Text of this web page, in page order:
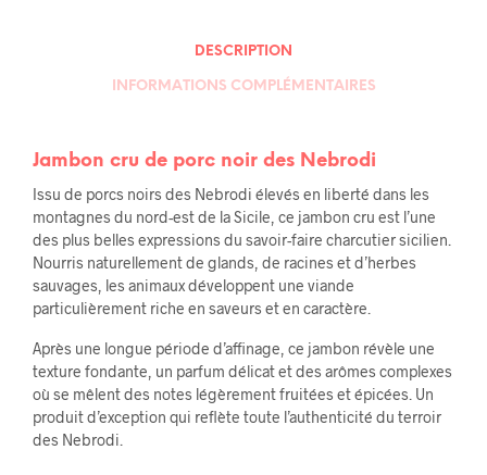
DESCRIPTION
INFORMATIONS COMPLÉMENTAIRES
Jambon cru de porc noir des Nebrodi
Issu de porcs noirs des Nebrodi élevés en liberté dans les
montagnes du nord-est de la Sicile, ce jambon cru est l’une
des plus belles expressions du savoir-faire charcutier sicilien.
Nourris naturellement de glands, de racines et d’herbes
sauvages, les animaux développent une viande
particulièrement riche en saveurs et en caractère.
Après une longue période d’affinage, ce jambon révèle une
texture fondante, un parfum délicat et des arômes complexes
où se mêlent des notes légèrement fruitées et épicées. Un
produit d’exception qui reflète toute l’authenticité du terroir
des Nebrodi.